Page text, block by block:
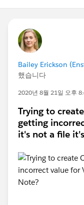
Bailey Erickson
했습니다
2020년 8월 21일 오후
Trying to
getting
it's not a file